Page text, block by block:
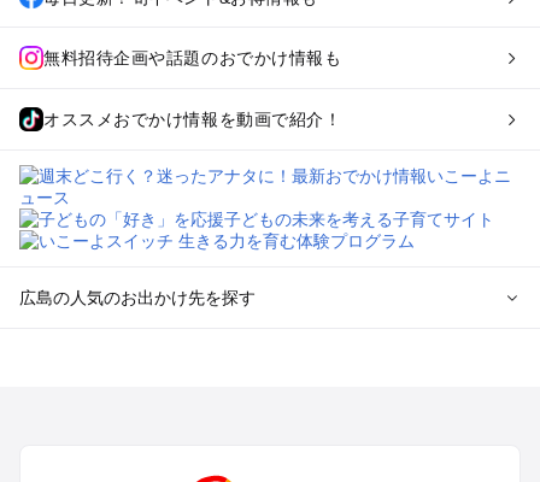
無料招待企画や話題のおでかけ情報も
オススメおでかけ情報を動画で紹介！
広島の人気のお出かけ先を探す